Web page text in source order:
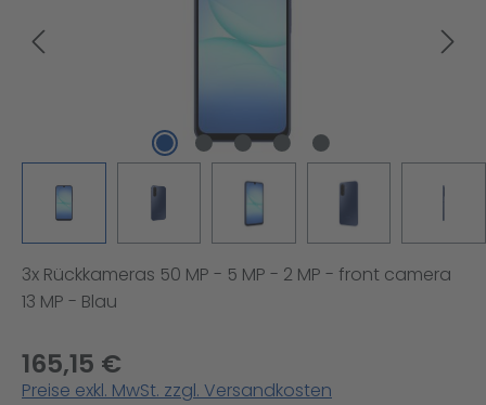
3x Rückkameras 50 MP - 5 MP - 2 MP - front camera
13 MP - Blau
165,15 €
Preise exkl. MwSt. zzgl. Versandkosten